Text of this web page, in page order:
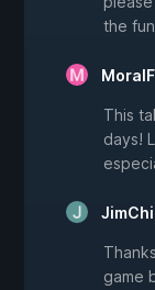
the
This
days!
game